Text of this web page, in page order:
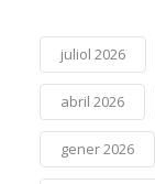
juliol 2026
abril 2026
gener 2026